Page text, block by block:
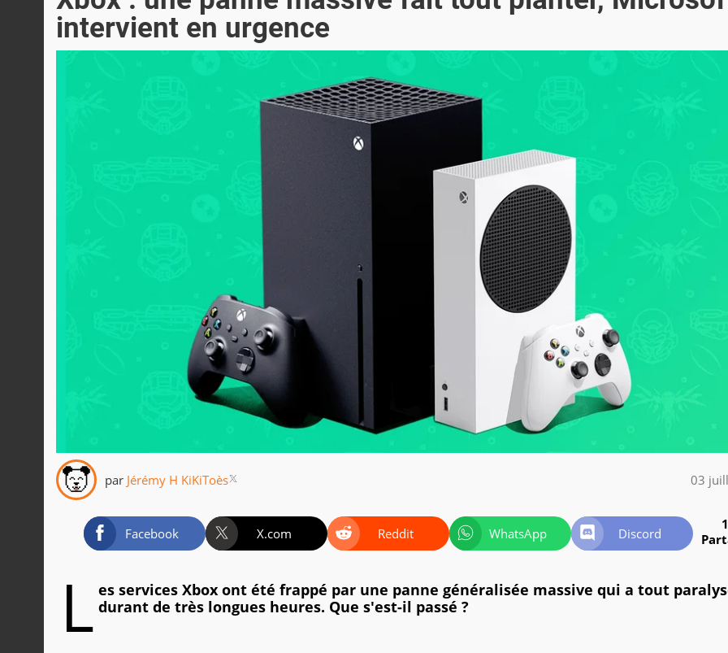
intervient en urgence
par Jérémy H KiKiToès 03
Facebook X.com Reddit WhatsApp Discord
1
L es services Xbox ont été frappé par une panne généralisée massive qui a tout
durant de très longues heures. Que s'est-il passé ?